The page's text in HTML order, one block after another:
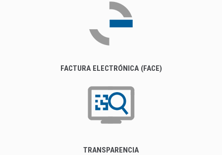
FACTURA ELECTRÓNICA (FACE)
TRANSPARENCIA